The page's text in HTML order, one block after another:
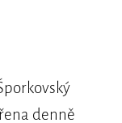
denně